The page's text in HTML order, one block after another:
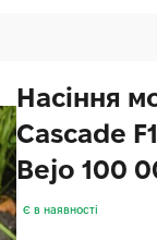
Насіння
Cascade
Bejo 100
Є в наявності